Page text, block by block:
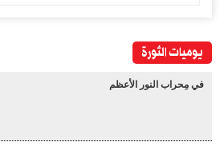
يوميات الثورة
في مِحراب النور الأعظم